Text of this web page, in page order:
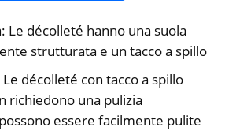
Le décolleté hanno una suola
strutturata e un tacco a spillo
décolleté con tacco a spillo
richiedono una pulizia
essere facilmente pulite